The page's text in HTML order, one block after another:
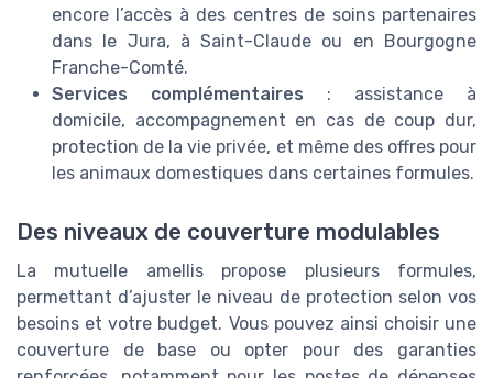
encore l’accès à des centres de soins partenaires
dans le Jura, à Saint-Claude ou en Bourgogne
Franche-Comté.
Services complémentaires : assistance à
domicile, accompagnement en cas de coup dur,
protection de la vie privée, et même des offres pour
les animaux domestiques dans certaines formules.
Des niveaux de couverture modulables
La mutuelle amellis propose plusieurs formules,
permettant d’ajuster le niveau de protection selon vos
besoins et votre budget. Vous pouvez ainsi choisir une
couverture de base ou opter pour des garanties